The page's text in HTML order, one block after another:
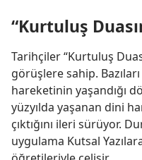
“Kurtuluş
Tarihçiler “Kurtuluş
görüşlere sahip.
hareketinin yaşandığı
yüzyılda yaşanan dini
çıktığını ileri sürüyor.
uygulama Kutsal